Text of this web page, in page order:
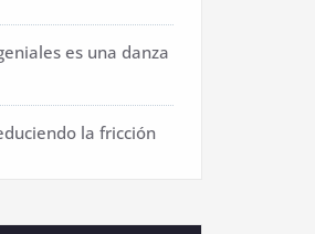
es una danza
la fricción